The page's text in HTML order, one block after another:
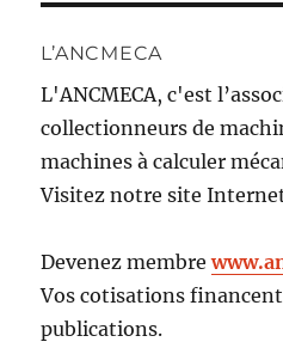
L’ANCMECA
L'ANCMECA, c'est
collectionneurs de
machines à calculer
Visitez notre site
Devenez membre
Vos cotisations
publications.